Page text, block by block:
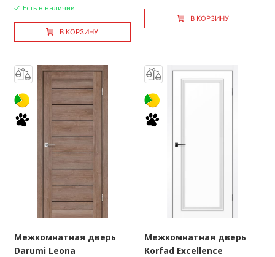
Есть в наличии
В КОРЗИНУ
В КОРЗИНУ
Межкомнатная дверь
Darumi Leona
Межкомнатная дверь
Korfad Excellence